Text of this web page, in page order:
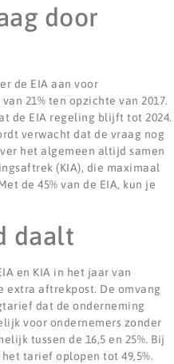
door
de EIA aan voor
21% ten opzichte van 2017.
de EIA regeling blijft tot 2024.
verwacht dat de vraag nog
het algemeen altijd samen
(KIA), die maximaal
de 45% van de EIA, kun je
daalt
en KIA in het jaar van
extra aftrekpost. De omvang
dat de onderneming
voor ondernemers zonder
tussen de 16,5 en 25%. Bij
tarief oplopen tot 49,5%.